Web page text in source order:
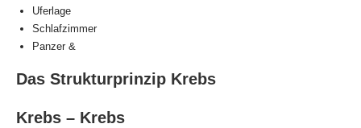
Uferlage
Schlafzimmer
Panzer &
Das Strukturprinzip Krebs
Krebs – Krebs